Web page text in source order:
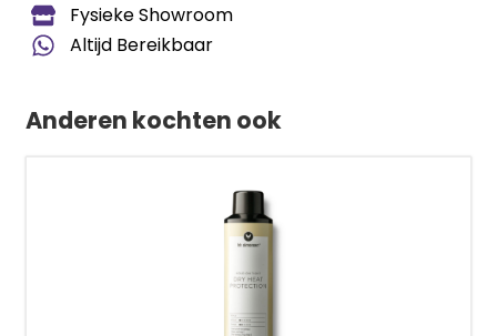
Fysieke Showroom
Altijd Bereikbaar
Anderen kochten ook